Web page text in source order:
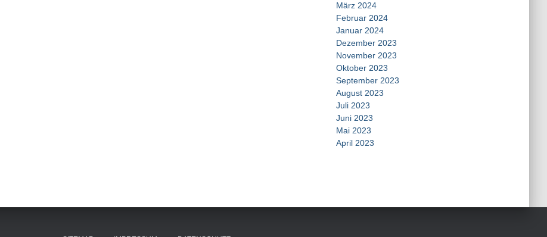
März 2024
Februar 2024
Januar 2024
Dezember 2023
November 2023
Oktober 2023
September 2023
August 2023
Juli 2023
Juni 2023
Mai 2023
April 2023